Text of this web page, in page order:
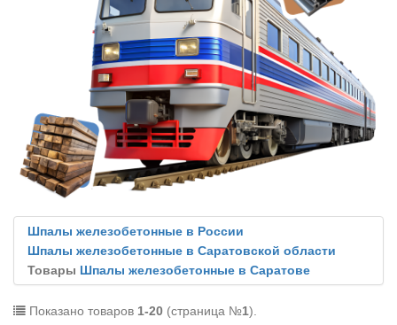
Шпалы железобетонные в России
Шпалы железобетонные в Саратовской области
Товары Шпалы железобетонные в Саратове
Показано товаров 1-20 (страница №1).